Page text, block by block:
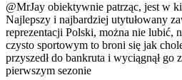
@MrJay obiektywnie patrząc, jest w
Najlepszy i najbardziej utytułowany
reprezentacji Polski, można nie lubić,
czysto sportowym to broni się jak
przyszedł do bankruta i wyciągnął go
pierwszym sezonie